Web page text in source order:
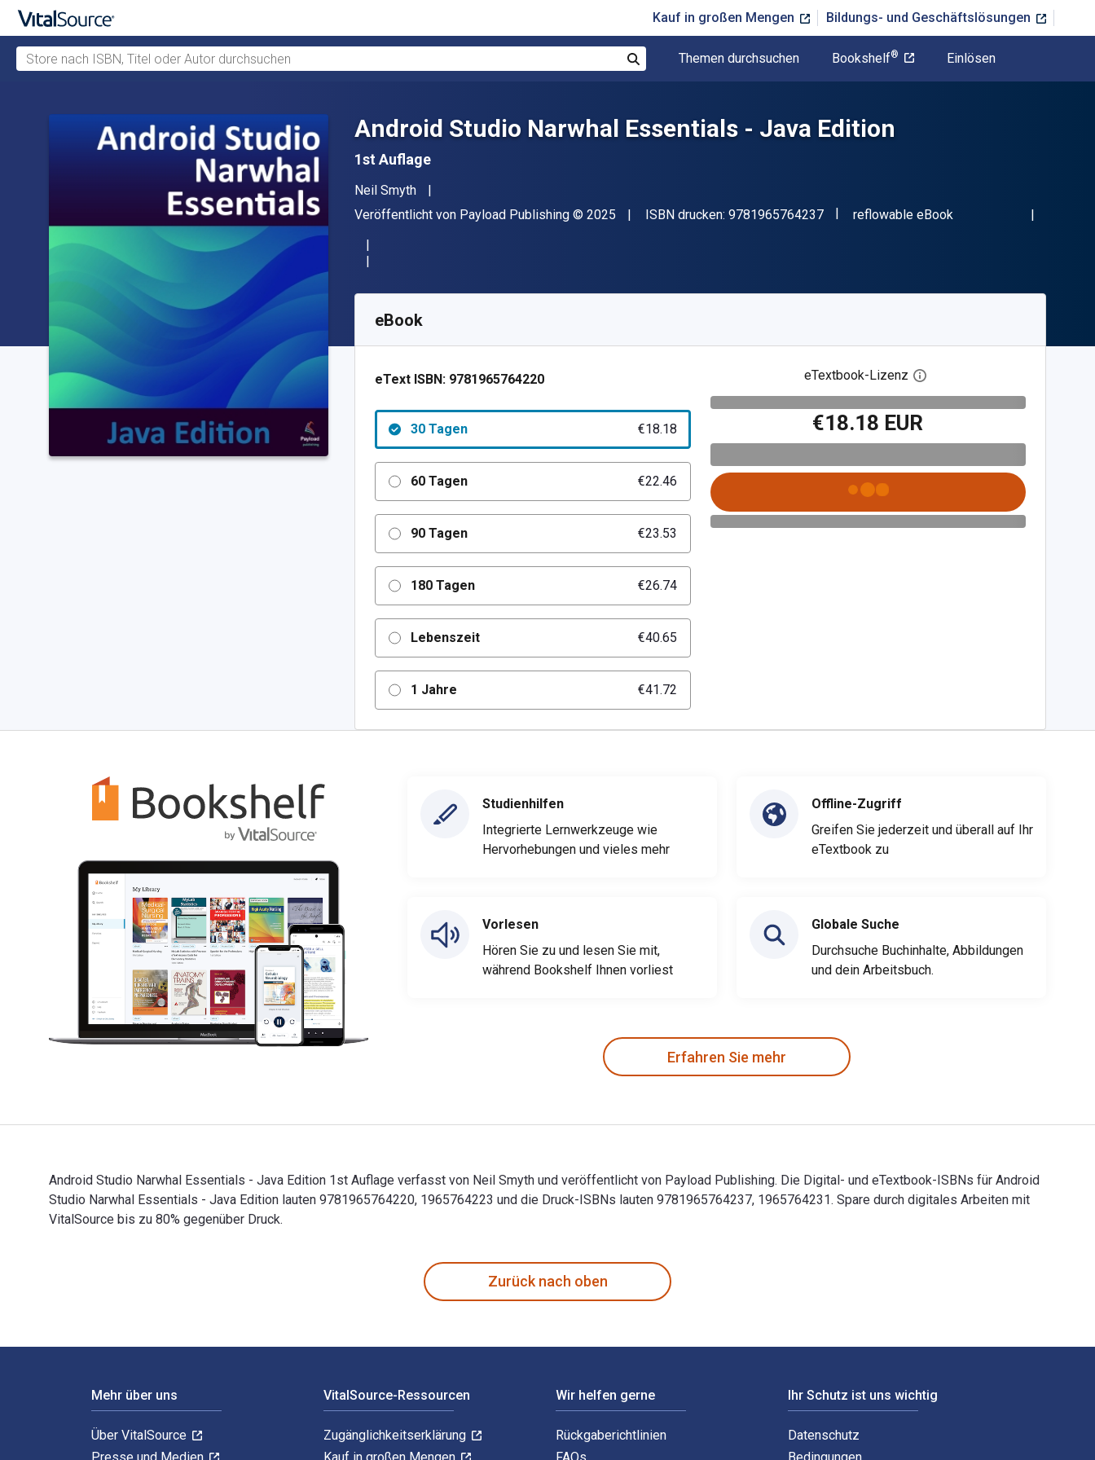
Kauf in großen Mengen Bildungs- und Geschäftslösungen
Store nach ISBN, Titel oder Autor durchsuchen
Themen durchsuchen Bookshelf® Einlösen
Android Studio Narwhal Essentials - Java Edition
1st Auflage
Autor(en)
Neil Smyth
Verleger
Veröffentlicht von Payload Publishing Copyright
© 2025 ISBN drucken: 9781965764237"ISBN-13 9781965764237"
Format
reflowable eBook
SKU:
eBook
eText ISBN: 9781965764220
30 Tagen €18.18
60 Tagen €22.46
90 Tagen €23.53
180 Tagen €26.74
Lebenszeit €40.65
1 Jahre €41.72
eTextbook-Lizenz Digitalen Lizenzdialog öffnen
€18.18 EUR
Studienhilfen
Integrierte Lernwerkzeuge wie
Hervorhebungen und vieles mehr
Vorlesen
Hören Sie zu und lesen Sie mit,
während Bookshelf Ihnen vorliest
Offline-Zugriff
Greifen Sie jederzeit und überall auf Ihr
eTextbook zu
Globale Suche
Durchsuche Buchinhalte, Abbildungen
und dein Arbeitsbuch.
Erfahren Sie mehr
Android Studio Narwhal Essentials - Java Edition 1st Auflage verfasst von Neil Smyth und veröffentlicht von Payload Publishing. Die Digital- und eTextbook-ISBNs für Android
Studio Narwhal Essentials - Java Edition lauten 9781965764220, 1965764223 und die Druck-ISBNs lauten 9781965764237, 1965764231. Spare durch digitales Arbeiten mit
VitalSource bis zu 80% gegenüber Druck.
Zurück nach oben
Mehr über uns
Über VitalSource
VitalSource-Ressourcen
Zugänglichkeitserklärung
Wir helfen gerne
Rückgaberichtlinien
Ihr Schutz ist uns wichtig
Datenschutz